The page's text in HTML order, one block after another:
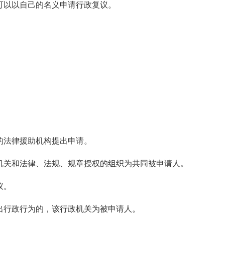
以自己的名义申请行政复议。
律援助机构提出申请。
和法律、法规、规章授权的组织为共同被申请人。
政行为的，该行政机关为被申请人。